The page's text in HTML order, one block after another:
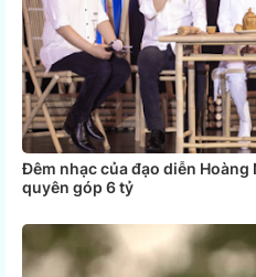
Đêm nhạc của đạo diễn Hoàng
quyên góp 6 tỷ